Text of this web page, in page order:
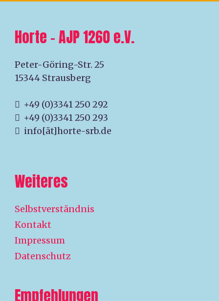
Horte – AJP 1260 e.V.
Peter-Göring-Str. 25
15344 Strausberg
+49 (0)3341 250 292
+49 (0)3341 250 293
info[ät]horte-srb.de
Weiteres
Selbstverständnis
Kontakt
Impressum
Datenschutz
Empfehlungen